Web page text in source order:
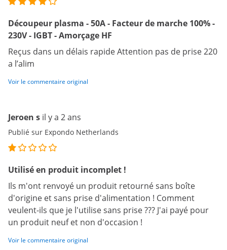
Découpeur plasma - 50A - Facteur de marche 100% -
230V - IGBT - Amorçage HF
Reçus dans un délais rapide Attention pas de prise 220
a l’alim
Voir le commentaire original
Jeroen s il y a 2 ans
Publié sur Expondo Netherlands
Utilisé en produit incomplet !
Ils m'ont renvoyé un produit retourné sans boîte
d'origine et sans prise d'alimentation ! Comment
veulent-ils que je l'utilise sans prise ??? J'ai payé pour
un produit neuf et non d'occasion !
Voir le commentaire original